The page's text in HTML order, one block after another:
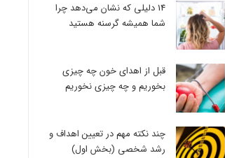
14 دلیلی که نشان می‌دهد چرا
شما همیشه گرسنه هستید
قبل از اهدای خون چه چیزی
بخوریم و چه چیزی نخوریم
چند نکته مهم در تعیین اهداف و
رشد شخصی (بخش اول)